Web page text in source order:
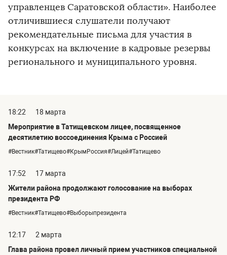
управленцев Саратовской области». Наиболее
отличившиеся слушатели получают
рекомендательные письма для участия в
конкурсах на включение в кадровые резервы
регионального и муниципального уровня.
18:22
18 марта
Мероприятие в Татищевском лицее, посвященное
десятилетию воссоединения Крыма с Россией
#Вестник#Татищево#КрымРоссия#Лицей#Татищево
17:52
17 марта
Жители района продолжают голосование на выборах
президента РФ
#Вестник#Татищево#Выборыпрезидента
12:17
2 марта
Глава района провел личный прием участников специальной